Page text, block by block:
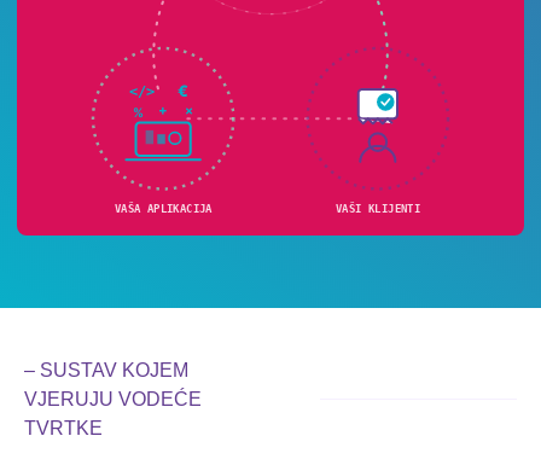
– SUSTAV KOJEM
VJERUJU VODEĆE
TVRTKE